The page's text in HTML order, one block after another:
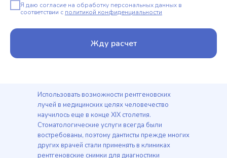
Я даю согласие на обработку персональных данных в
соответствии с политикой конфиденциальности
Жду расчет
Использовать возможности рентгеновских
лучей в медицинских целях человечество
научилось еще в конце ХIX столетия.
Стоматологические услуги всегда были
востребованы, поэтому дантисты прежде многих
других врачей стали применять в клиниках
рентгеновские снимки для диагностики